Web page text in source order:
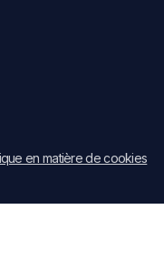
en matière de cookies